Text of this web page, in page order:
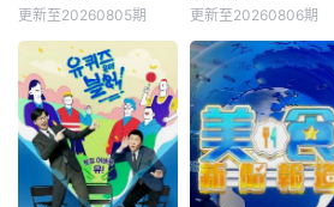
更新至20260805期 更新至20260806期